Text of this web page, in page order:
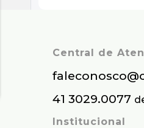
Central de
41 3029.0077
Institucional